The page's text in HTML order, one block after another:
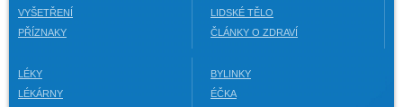
VYŠETŘENÍ
PŘÍZNAKY
LIDSKÉ TĚLO
ČLÁNKY O ZDRAVÍ
LÉKY
LÉKÁRNY
BYLINKY
ÉČKA